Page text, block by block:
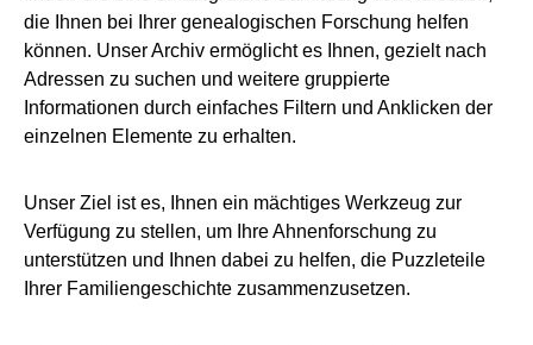
die Ihnen bei Ihrer genealogischen Forschung helfen
können. Unser Archiv ermöglicht es Ihnen, gezielt nach
Adressen zu suchen und weitere gruppierte
Informationen durch einfaches Filtern und Anklicken der
einzelnen Elemente zu erhalten.
Unser Ziel ist es, Ihnen ein mächtiges Werkzeug zur
Verfügung zu stellen, um Ihre Ahnenforschung zu
unterstützen und Ihnen dabei zu helfen, die Puzzleteile
Ihrer Familiengeschichte zusammenzusetzen.